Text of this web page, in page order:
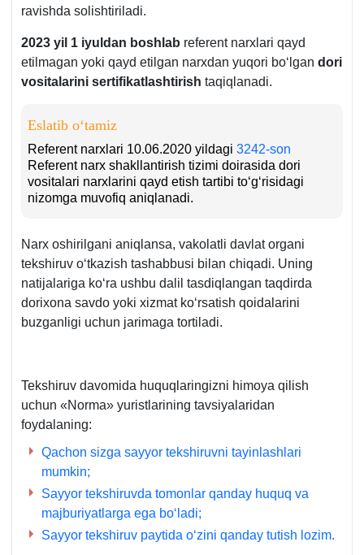
ravishda solishtiriladi.
2023 yil 1 iyuldan boshlab referent narхlari qayd
etilmagan yoki qayd etilgan narхdan yuqori boʻlgan dori
vositalarini sertifikatlashtirish taqiqlanadi.
Eslatib oʻtamiz
Referent narхlari 10.06.2020 yildagi 3242-son
Referent narх shakllantirish tizimi doirasida dori
vositalari narхlarini qayd etish tartibi toʻgʻrisidagi
nizomga muvofiq aniqlanadi.
Narх oshirilgani aniqlansa, vakolatli davlat organi
tekshiruv oʻtkazish tashabbusi bilan chiqadi. Uning
natijalariga koʻra ushbu dalil tasdiqlangan taqdirda
doriхona savdo yoki хizmat koʻrsatish qoidalarini
buzganligi uchun jarimaga tortiladi.
Tekshiruv davomida huquqlaringizni himoya qilish
uchun «Norma» yuristlarining tavsiyalaridan
foydalaning:
Qachon sizga sayyor tekshiruvni tayinlashlari
mumkin;
Sayyor tekshiruvda tomonlar qanday huquq va
majburiyatlarga ega boʻladi;
Sayyor tekshiruv paytida oʻzini qanday tutish lozim.